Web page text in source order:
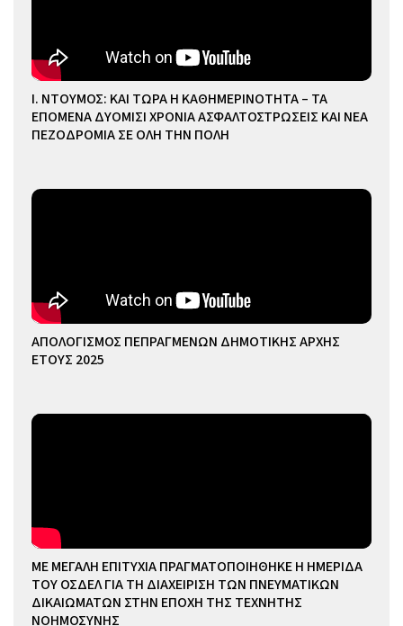
Ι. ΝΤΟΥΜΟΣ: ΚΑΙ ΤΩΡΑ Η ΚΑΘΗΜΕΡΙΝΟΤΗΤΑ – ΤΑ
ΕΠΟΜΕΝΑ ΔΥΟΜΙΣΙ ΧΡΟΝΙΑ ΑΣΦΑΛΤΟΣΤΡΩΣΕΙΣ ΚΑΙ ΝΕΑ
ΠΕΖΟΔΡΟΜΙΑ ΣΕ ΟΛΗ ΤΗΝ ΠΟΛΗ
ΑΠΟΛΟΓΙΣΜΟΣ ΠΕΠΡΑΓΜΕΝΩΝ ΔΗΜΟΤΙΚΗΣ ΑΡΧΗΣ
ΕΤΟΥΣ 2025
ΜΕ ΜΕΓΑΛΗ ΕΠΙΤΥΧΙΑ ΠΡΑΓΜΑΤΟΠΟΙΗΘΗΚΕ Η ΗΜΕΡΙΔΑ
ΤΟΥ ΟΣΔΕΛ ΓΙΑ ΤΗ ΔΙΑΧΕΙΡΙΣΗ ΤΩΝ ΠΝΕΥΜΑΤΙΚΩΝ
ΔΙΚΑΙΩΜΑΤΩΝ ΣΤΗΝ ΕΠΟΧΗ ΤΗΣ ΤΕΧΝΗΤΗΣ
ΝΟΗΜΟΣΥΝΗΣ